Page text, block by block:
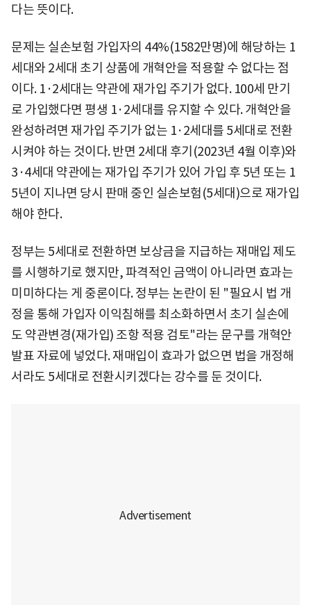
다는 뜻이다.
문제는 실손보험 가입자의 44%(1582만명)에 해당하는 1
세대와 2세대 초기 상품에 개혁안을 적용할 수 없다는 점
이다. 1·2세대는 약관에 재가입 주기가 없다. 100세 만기
로 가입했다면 평생 1·2세대를 유지할 수 있다. 개혁안을
완성하려면 재가입 주기가 없는 1·2세대를 5세대로 전환
시켜야 하는 것이다. 반면 2세대 후기(2023년 4월 이후)와
3·4세대 약관에는 재가입 주기가 있어 가입 후 5년 또는 1
5년이 지나면 당시 판매 중인 실손보험(5세대)으로 재가입
해야 한다.
정부는 5세대로 전환하면 보상금을 지급하는 재매입 제도
를 시행하기로 했지만, 파격적인 금액이 아니라면 효과는
미미하다는 게 중론이다. 정부는 논란이 된 "필요시 법 개
정을 통해 가입자 이익침해를 최소화하면서 초기 실손에
도 약관변경(재가입) 조항 적용 검토"라는 문구를 개혁안
발표 자료에 넣었다. 재매입이 효과가 없으면 법을 개정해
서라도 5세대로 전환시키겠다는 강수를 둔 것이다.